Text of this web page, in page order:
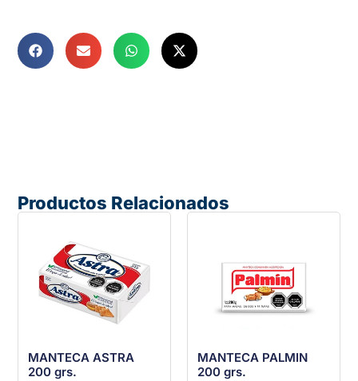
Productos Relacionados
MANTECA ASTRA
200 grs.
MANTECA PALMIN
200 grs.